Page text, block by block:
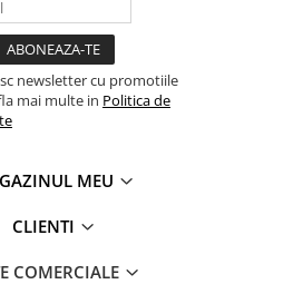
masura
newsletter cu promotiile
mai multe in Politica de
MEU
CLIENTI
COMERCIALE